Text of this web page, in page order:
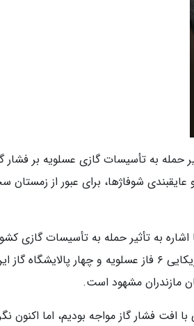
حمله به تأسیسات گازی عسلویه بر فشار
اشاره به تأثیر حمله به تأسیسات گازی
جریان جنگ رمضان، دشمن صهیونیستی-آمریکایی ۶ فاز عسلویه و چهار
مازندران مشهود است.
فشار گاز مواجه بودیم، اما اکنون